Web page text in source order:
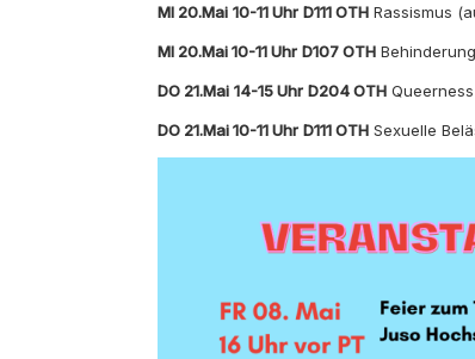
MI 20.Mai 10-11 Uhr D111 OTH Rassismus
MI 20.Mai 10-11 Uhr D107 OTH
DO 21.Mai 14-15 Uhr D204 OTH
DO 21.Mai 10-11 Uhr D111 OTH Sexuelle